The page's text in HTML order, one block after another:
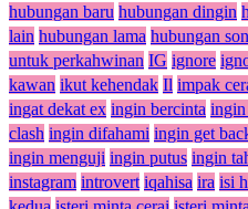
hubungan baru hubungan dingin
lain hubungan lama hubungan
untuk perkahwinan IG ignore
kawan ikut kehendak Il impak
ingat dekat ex ingin bercinta
clash ingin difahami ingin get
ingin menguji ingin putus ingin
instagram introvert iqahisa ira isi